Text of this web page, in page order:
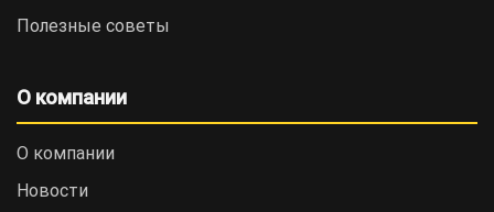
Полезные советы
О компании
О компании
Новости